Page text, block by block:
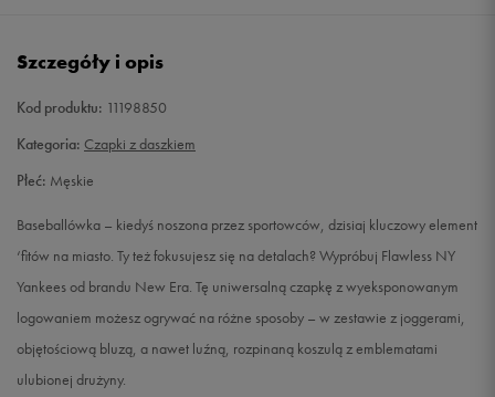
Szczegóły i opis
Kod produktu: 11198850
Kategoria: Czapki z daszkiem
Płeć: Męskie
Baseballówka – kiedyś noszona przez sportowców, dzisiaj kluczowy element
‘fitów na miasto. Ty też fokusujesz się na detalach? Wypróbuj Flawless NY
Yankees od brandu New Era. Tę uniwersalną czapkę z wyeksponowanym
logowaniem możesz ogrywać na różne sposoby – w zestawie z joggerami,
objętościową bluzą, a nawet luźną, rozpinaną koszulą z emblematami
ulubionej drużyny.